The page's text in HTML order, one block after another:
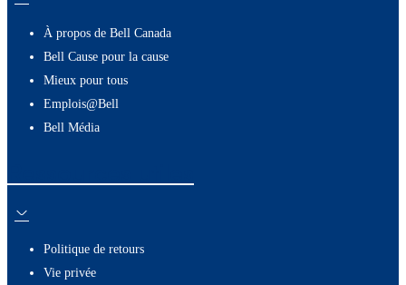
À propos de Bell Canada
Bell Cause pour la cause
Mieux pour tous
Emplois@Bell
Bell Média
Politique de retours
Vie privée